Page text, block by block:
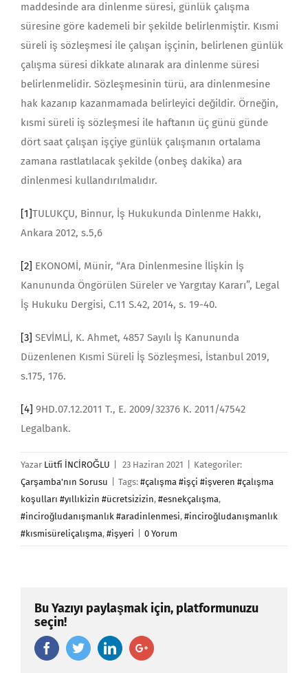
maddesinde ara dinlenme süresi, günlük çalışma
süresine göre kademeli bir şekilde belirlenmiştir. Kısmi
süreli iş sözleşmesi ile çalışan işçinin, belirlenen günlük
çalışma süresi dikkate alınarak ara dinlenme süresi
belirlenmelidir. Sözleşmesinin türü, ara dinlenmesine
hak kazanıp kazanmamada belirleyici değildir. Örneğin,
kısmi süreli iş sözleşmesi ile haftanın üç günü günde
dört saat çalışan işçiye günlük çalışmanın ortalama
zamana rastlatılacak şekilde (onbeş dakika) ara
dinlenmesi kullandırılmalıdır.
[1]TULUKÇU, Binnur, İş Hukukunda Dinlenme Hakkı,
Ankara 2012, s.5,6
[2] EKONOMİ, Münir, “Ara Dinlenmesine İlişkin İş
Kanununda Öngörülen Süreler ve Yargıtay Kararı”, Legal
İş Hukuku Dergisi, C.11 S.42, 2014, s. 19-40.
[3] SEVİMLİ, K. Ahmet, 4857 Sayılı İş Kanununda
Düzenlenen Kısmi Süreli İş Sözleşmesi, İstanbul 2019,
s.175, 176.
[4] 9HD.07.12.2011 T., E. 2009/32376 K. 2011/47542
Legalbank.
Yazar Lütfi İNCİROĞLU 23 Haziran 2021
Kategoriler:
Çarşamba'nın Sorusu
Tags: #çalışma #işçi #işveren #çalışma
koşulları #yıllıkizin #ücretsizizin, #esnekçalışma,
#inciroğludanışmanlık #aradinlenmesi, #inciroğludanışmanlık
#kısmisüreliçalışma, #işyeri 0 Yorum
Bu Yazıyı paylaşmak için, platformunuzu
seçin!
FacebookTwitterLinkedinGoogle+